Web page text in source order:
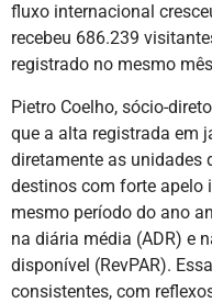
fluxo internacional
recebeu 686.239
registrado no mesmo
Pietro Coelho, sócio-
que a alta registrada em
diretamente as unidades
destinos com forte apelo
mesmo período do ano
na diária média (ADR) e
disponível (RevPAR).
consistentes, com